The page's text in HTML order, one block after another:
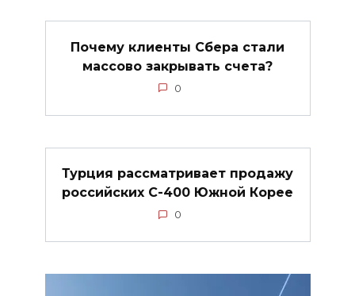
Почему клиенты Сбера стали
массово закрывать счета?
0
Турция рассматривает продажу
российских С-400 Южной Корее
0